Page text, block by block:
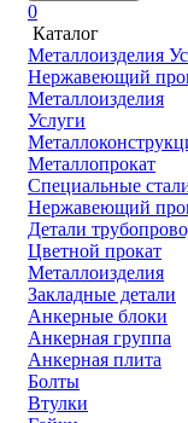
0
Каталог
Металлоизделия
Нержавеющий
Металлоизделия
Услуги
Металлопрокат
Специальные
Нержавеющий
Детали
Цветной прокат
Металлоизделия
Закладные детали
Анкерные блоки
Анкерная группа
Анкерная плита
Болты
Втулки